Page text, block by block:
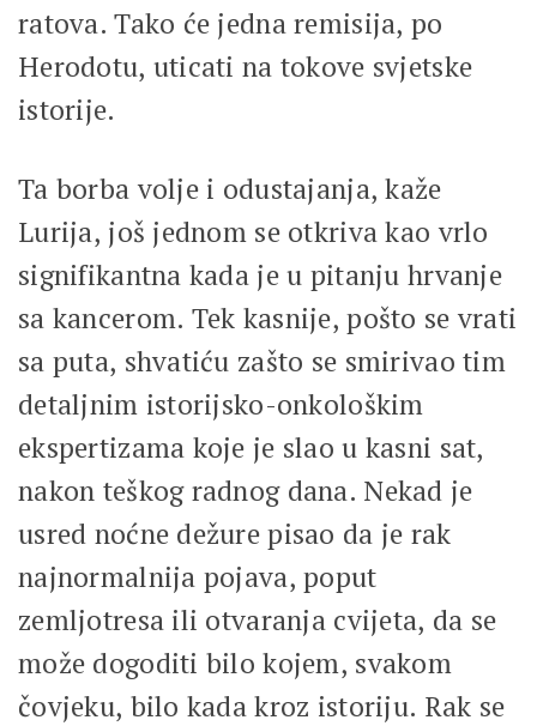
ratova. Tako će jedna remisija, po
Herodotu, uticati na tokove svjetske
istorije.
Ta borba volje i odustajanja, kaže
Lurija, još jednom se otkriva kao vrlo
signifikantna kada je u pitanju hrvanje
sa kancerom. Tek kasnije, pošto se vrati
sa puta, shvatiću zašto se smirivao tim
detaljnim istorijsko-onkološkim
ekspertizama koje je slao u kasni sat,
nakon teškog radnog dana. Nekad je
usred noćne dežure pisao da je rak
najnormalnija pojava, poput
zemljotresa ili otvaranja cvijeta, da se
može dogoditi bilo kojem, svakom
čovjeku, bilo kada kroz istoriju. Rak se